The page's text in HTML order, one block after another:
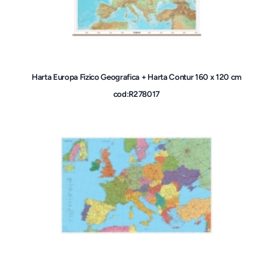
Harta Europa Fizico Geografica + Harta Contur 160 x 120 cm
cod:R278017